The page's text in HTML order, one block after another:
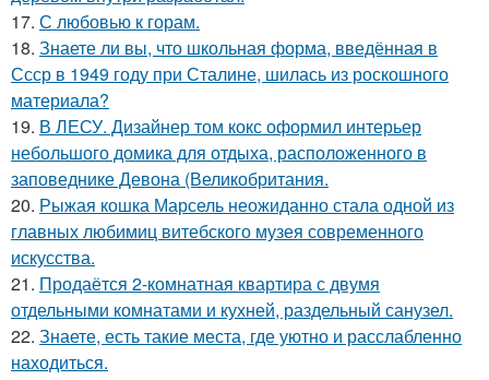
17. С любовью к горам.
18. Знаете ли вы, что школьная форма, введённая в
Ссср в 1949 году при Сталине, шилась из роскошного
материала?
19. В ЛЕСУ. Дизайнер том кокс оформил интерьер
небольшого домика для отдыха, расположенного в
заповеднике Девона (Великобритания.
20. Рыжая кошка Марсель неожиданно стала одной из
главных любимиц витебского музея современного
искусства.
21. Продаётся 2-комнатная квартира с двумя
отдельными комнатами и кухней, раздельный санузел.
22. Знаете, есть такие места, где уютно и расслабленно
находиться.